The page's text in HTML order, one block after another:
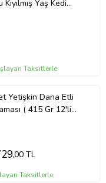
Yaş Kedi
(Kahverengi)
Taksitlerle
Yetişkin Dana Etli
( 415 Gr 12'li
Yaş Mama )
,00 TL
Taksitlerle